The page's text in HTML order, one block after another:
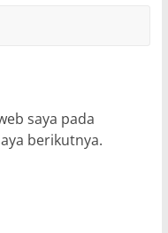
saya pada
berikutnya.